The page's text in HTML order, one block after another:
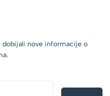
dobijali nove informacije o